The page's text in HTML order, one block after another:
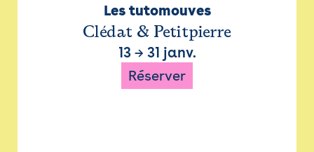
Les tutomouves
Clédat & Petitpierre
13→ 31 janv.
Réserver